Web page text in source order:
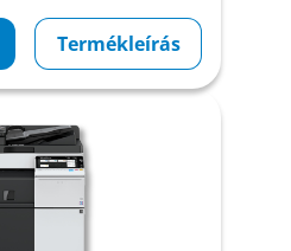
Termékleírás